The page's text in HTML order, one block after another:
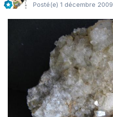
Posté(e) 1 décembre 2009